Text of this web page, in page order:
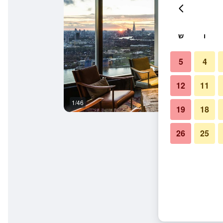
1/46
ו ש
4
5
11
12
18
19
25
26